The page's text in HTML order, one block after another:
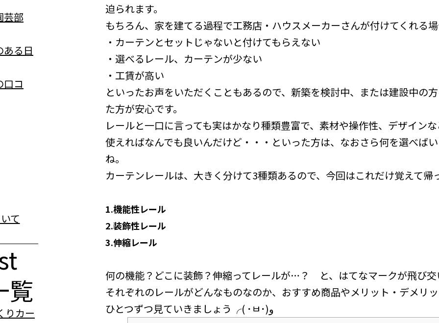
迫られます。
もちろん、家を建てる過程で工務店・ハウスメーカーさんが付けてくれる場
・カーテンとセットじゃないと付けてもらえない
・選べるレール、カーテンが少ない
・工賃が高い
といったお声をいただくこともあるので、新築を検討中、または建設中の
た方が安心です。
レールと一口に言っても実はかなり種類豊富で、素材や操作性、デザインな
使えればなんでも良いんだけど・・・といった方は、なおさら何を選べば
ね。
カーテンレールは、大きく分けて3種類あるので、今回はこれだけ覚えて帰
1.機能性レール
2.装飾性レール
3.伸縮レール
何の機能？どこに装飾？伸縮ってレールが…？ と、はてなマークが飛び交
それぞれのレールがどんなものなのか、おすすめ商品やメリット・デメリッ
ひとつずつ見ていきましょう╭( ･ㅂ･)و
芸部
る日
コ
覧